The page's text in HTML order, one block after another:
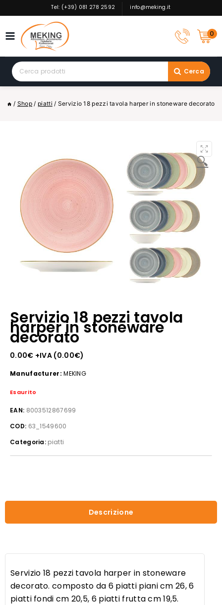
to
Tel: (+39) 081 278 2592 info@meking.it
0
Search
for:
Cerca
/ Shop / piatti / Servizio 18 pezzi tavola harper in stoneware decorato
🔍
Servizio 18 pezzi tavola
harper in stoneware
decorato
0.00€ +IVA (0.00€)
Manufacturer: MEKING
Esaurito
EAN: 8003512867699
COD: 63_1549600
Categoria: piatti
Descrizione
Servizio 18 pezzi tavola harper in stoneware
decorato. composto da 6 piatti piani cm 26, 6
piatti fondi cm 20,5, 6 piatti frutta cm 19,5.